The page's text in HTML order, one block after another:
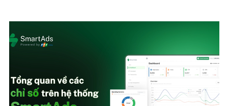
Doanh nghiệp
Doanh nhân
Vì cộng đồng
Sành điệu
Tin Công nghệ
Trải nghiệm
Chuyển đổi số